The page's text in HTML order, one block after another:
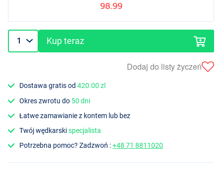
98.99
Kup teraz
Dodaj do listy życzeń
Dostawa gratis od420.00 zl
Okres zwrotu do 50 dni
Łatwe zamawianie z kontem lub bez
Twój wędkarskispecjalista
Potrzebna pomoc? Zadzwoń :+48 71 8811020